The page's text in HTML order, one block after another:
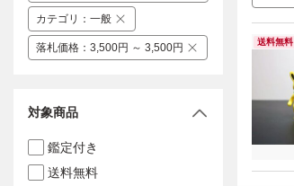
送料無料
カテゴリ ： 一般
落札価格 ： 3,500円 ～ 3,500円
対象商品
鑑定付き
送料無料